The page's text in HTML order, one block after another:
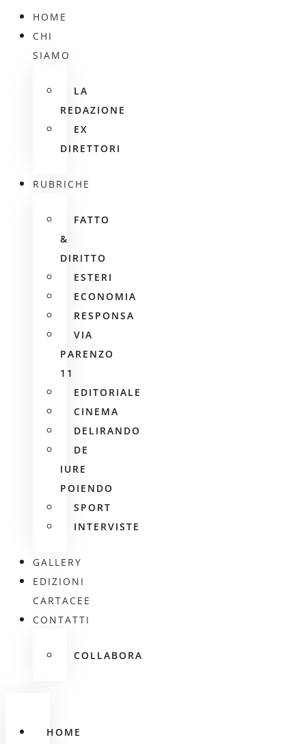
HOME
CHI
SIAMO
LA
REDAZIONE
EX
DIRETTORI
RUBRICHE
FATTO
&
DIRITTO
ESTERI
ECONOMIA
RESPONSA
VIA
PARENZO
11
EDITORIALE
CINEMA
DELIRANDO
DE
IURE
POIENDO
SPORT
INTERVISTE
GALLERY
EDIZIONI
CARTACEE
CONTATTI
COLLABORA
HOME